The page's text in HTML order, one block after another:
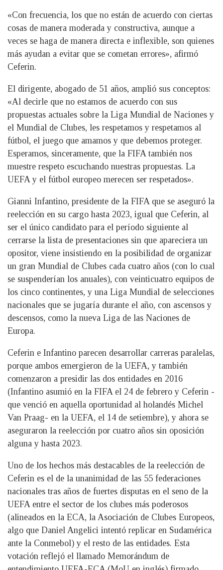
«Con frecuencia, los que no están de acuerdo con ciertas
cosas de manera moderada y constructiva, aunque a
veces se haga de manera directa e inflexible, son quienes
más ayudan a evitar que se cometan errores», afirmó
Ceferin.
El dirigente, abogado de 51 años, amplió sus conceptos:
«Al decirle que no estamos de acuerdo con sus
propuestas actuales sobre la Liga Mundial de Naciones y
el Mundial de Clubes, les respetamos y respetamos al
fútbol, el juego que amamos y que debemos proteger.
Esperamos, sinceramente, que la FIFA también nos
muestre respeto escuchando nuestras propuestas. La
UEFA y el fútbol europeo merecen ser respetados».
Gianni Infantino, presidente de la FIFA que se aseguró la
reelección en su cargo hasta 2023, igual que Ceferin, al
ser el único candidato para el período siguiente al
cerrarse la lista de presentaciones sin que apareciera un
opositor, viene insistiendo en la posibilidad de organizar
un gran Mundial de Clubes cada cuatro años (con lo cual
se suspenderían los anuales), con veinticuatro equipos de
los cinco continentes, y una Liga Mundial de selecciones
nacionales que se jugaría durante el año, con ascensos y
descensos, como la nueva Liga de las Naciones de
Europa.
Ceferin e Infantino parecen desarrollar carreras paralelas,
porque ambos emergieron de la UEFA, y también
comenzaron a presidir las dos entidades en 2016
(Infantino asumió en la FIFA el 24 de febrero y Ceferin -
que venció en aquella oportunidad al holandés Michel
Van Praag- en la UEFA, el 14 de setiembre), y ahora se
aseguraron la reelección por cuatro años sin oposición
alguna y hasta 2023.
Uno de los hechos más destacables de la reelección de
Ceferin es el de la unanimidad de las 55 federaciones
nacionales tras años de fuertes disputas en el seno de la
UEFA entre el sector de los clubes más poderosos
(alineados en la ECA, la Asociación de Clubes Europeos,
algo que Daniel Angelici intentó replicar en Sudamérica
ante la Conmebol) y el resto de las entidades. Esta
votación reflejó el llamado Memorándum de